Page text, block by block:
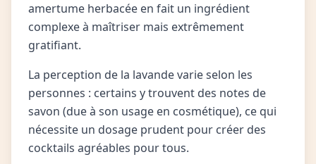
amertume herbacée en fait un ingrédient
complexe à maîtriser mais extrêmement
gratifiant.
La perception de la lavande varie selon les
personnes : certains y trouvent des notes de
savon (due à son usage en cosmétique), ce qui
nécessite un dosage prudent pour créer des
cocktails agréables pour tous.